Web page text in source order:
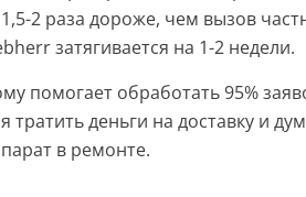
2 раза дороже, чем вызов
затягивается на 1-2 недели.
помогает обработать 95%
деньги на доставку и
в ремонте.